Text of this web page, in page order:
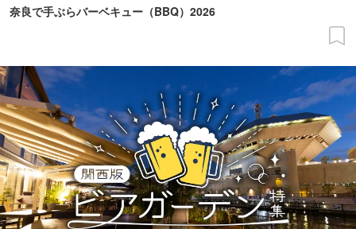
奈良で手ぶらバーベキュー（BBQ）2026